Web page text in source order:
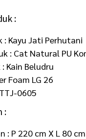
:
: Kayu Jati Perhutani
: Cat Natural PU
Kain Beludru
Foam LG 26
0605
:
: P 220 cm X L 80